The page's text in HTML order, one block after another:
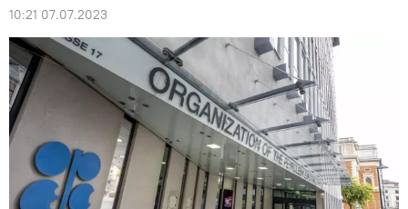
10:21 07.07.2023